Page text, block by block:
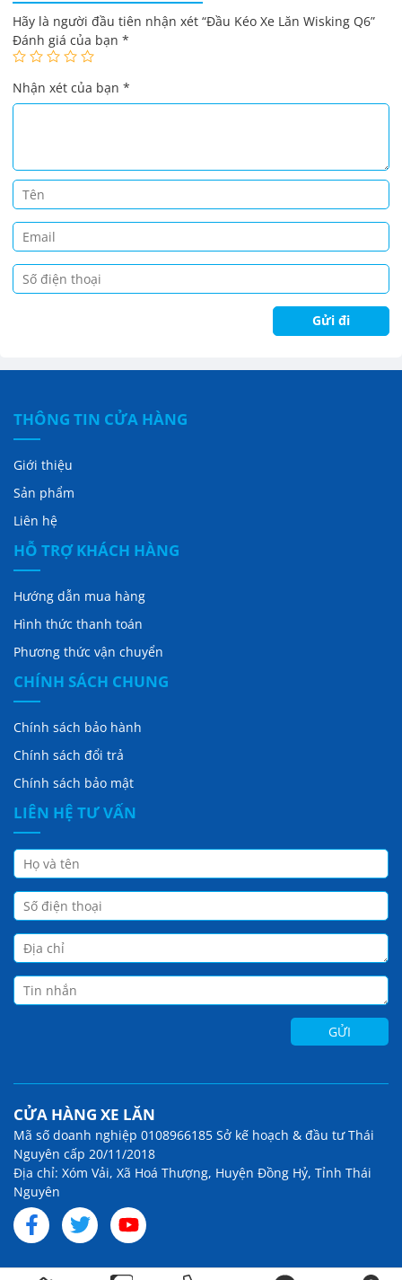
Hãy là người đầu tiên nhận xét “Đầu Kéo Xe Lăn Wisking Q6”
Đánh giá của bạn *
Nhận xét của bạn *
THÔNG TIN CỬA HÀNG
Giới thiệu
Sản phẩm
Liên hệ
HỖ TRỢ KHÁCH HÀNG
Hướng dẫn mua hàng
Hình thức thanh toán
Phương thức vận chuyển
CHÍNH SÁCH CHUNG
Chính sách bảo hành
Chính sách đổi trả
Chính sách bảo mật
LIÊN HỆ TƯ VẤN
CỬA HÀNG XE LĂN
Mã số doanh nghiệp 0108966185 Sở kế hoạch & đầu tư Thái
Nguyên cấp 20/11/2018
Địa chỉ: Xóm Vải, Xã Hoá Thượng, Huyện Đồng Hỷ, Tỉnh Thái
Nguyên